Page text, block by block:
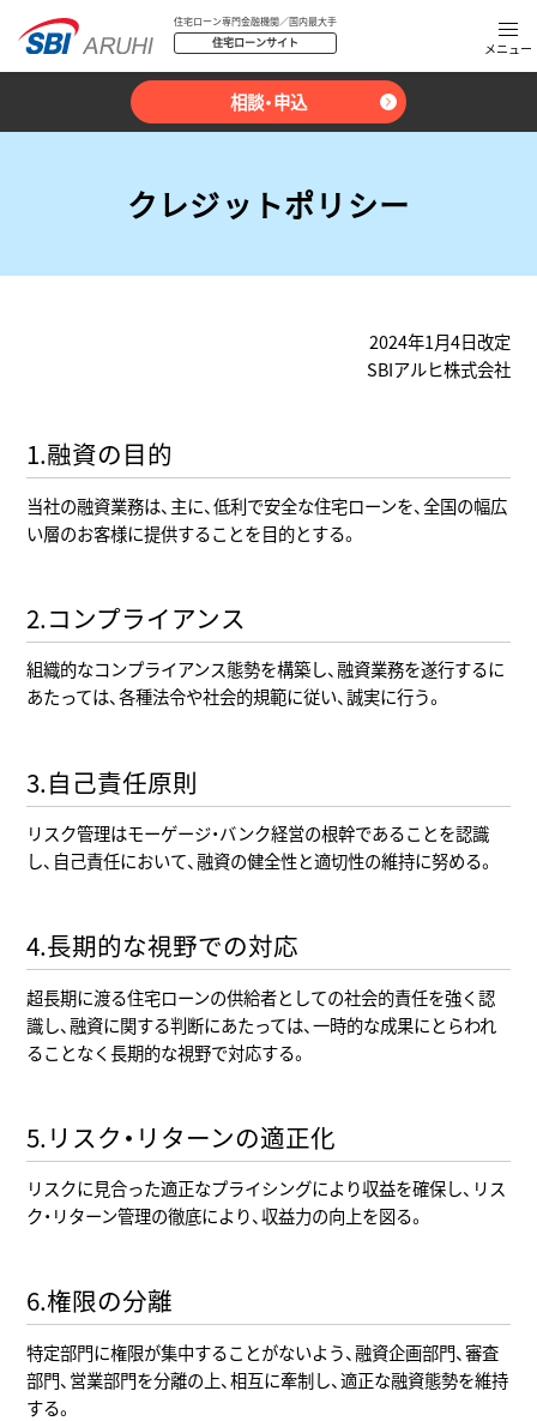
住宅ローン専門金融機関／国内最大手
住宅ローンサイト
相談・申込
クレジットポリシー
2024年1月4日改定
SBIアルヒ株式会社
1.融資の目的
当社の融資業務は、主に、低利で安全な住宅ローンを、全国の幅広
い層のお客様に提供することを目的とする。
2.コンプライアンス
組織的なコンプライアンス態勢を構築し、融資業務を遂行するに
あたっては、各種法令や社会的規範に従い、誠実に行う。
3.自己責任原則
リスク管理はモーゲージ・バンク経営の根幹であることを認識
し、自己責任において、融資の健全性と適切性の維持に努める。
4.長期的な視野での対応
超長期に渡る住宅ローンの供給者としての社会的責任を強く認
識し、融資に関する判断にあたっては、一時的な成果にとらわれ
ることなく長期的な視野で対応する。
5.リスク・リターンの適正化
リスクに見合った適正なプライシングにより収益を確保し、リス
ク・リターン管理の徹底により、収益力の向上を図る。
6.権限の分離
特定部門に権限が集中することがないよう、融資企画部門、審査
部門、営業部門を分離の上、相互に牽制し、適正な融資態勢を維持
する。